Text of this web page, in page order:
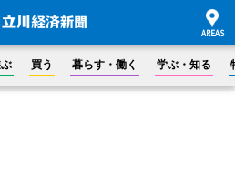
買う 暮らす・働く 学ぶ・知る